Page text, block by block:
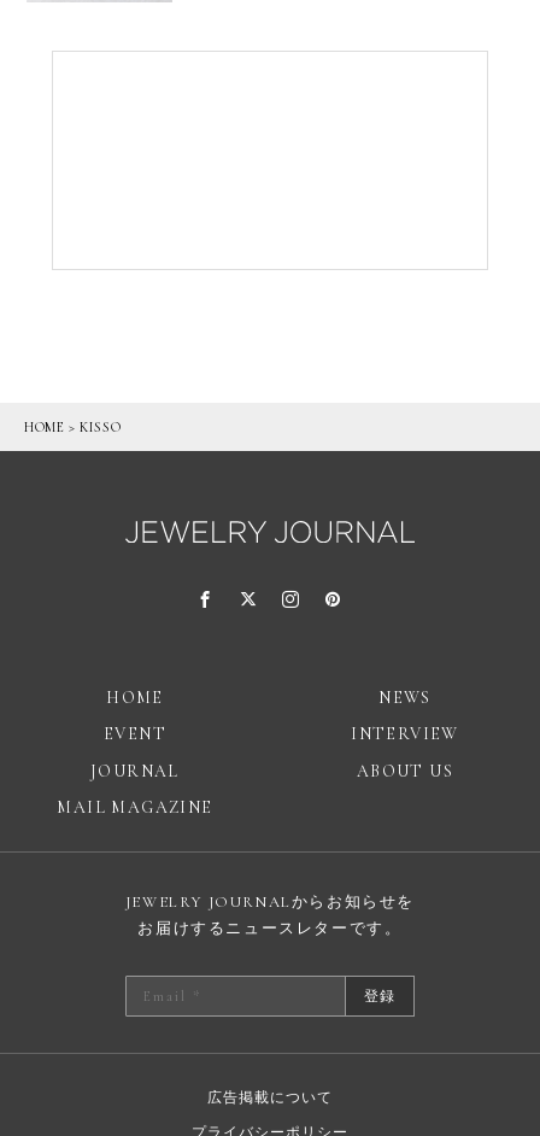
HOME >KISSO
HOME
NEWS
EVENT
INTERVIEW
JOURNAL
ABOUT US
MAIL MAGAZINE
JEWELRY JOURNALからお知らせを
お届けするニュースレターです。
登録
広告掲載について
プライバシーポリシー